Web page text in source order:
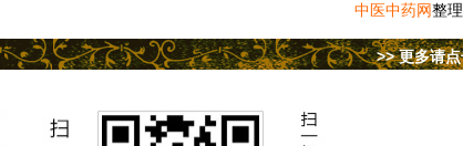
中医中药网整理
>> 更多请